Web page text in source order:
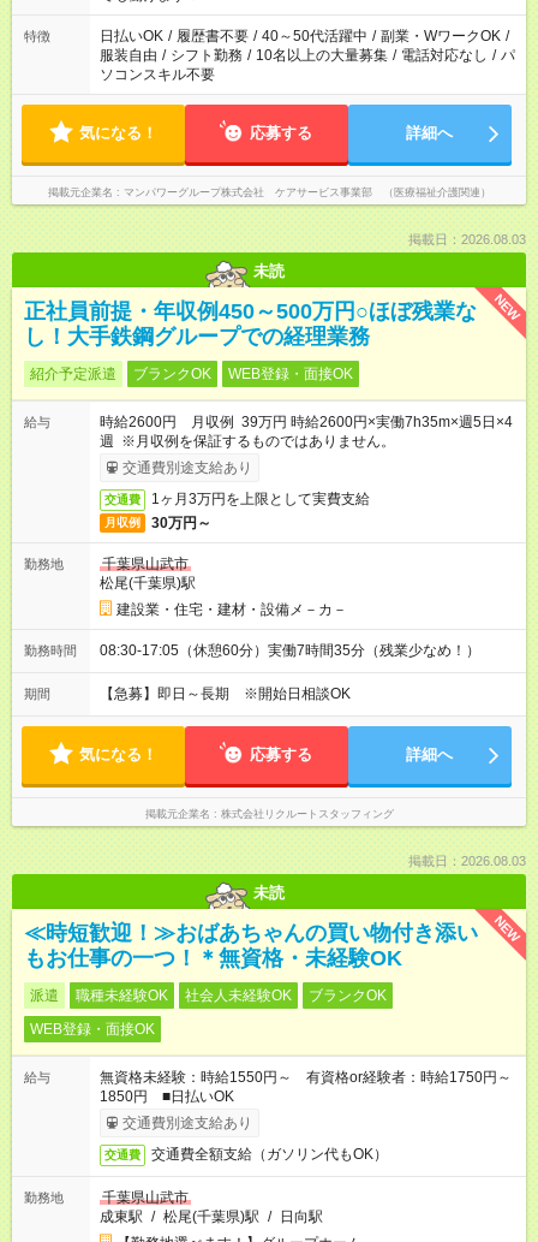
短時間・短期間の就業はご案内が難しい場合があります
特徴 日払いOK / 履歴書不要 / 40～50代活躍中 / 副業・WワークOK /
服装自由 / シフト勤務 / 10名以上の大量募集 / 電話対応なし / パ
ソコンスキル不要
気になる！ 応募する 詳細へ
掲載元企業名 マンパワーグループ株式会社 ケアサービス事業部 （医療福祉介護関連）
掲載日：2026.08.03
未読
NEW
正社員前提・年収例450～500万円○ほぼ残業な
し！大手鉄鋼グループでの経理業務
紹介予定派遣 ブランクOK WEB登録・面接OK
給与
時給2600円 月収例 39万円 時給2600円×実働7h35m×週5日×4
週 ※月収例を保証するものではありません。
交通費別途支給あり
交通費 1ヶ月3万円を上限として実費支給
月収例 30万円～
勤務地
千葉県山武市
松尾(千葉県)駅
建設業・住宅・建材・設備メ－カ－
勤務時間 08:30-17:05（休憩60分）実働7時間35分（残業少なめ！）
期間 【急募】即日～長期 ※開始日相談OK
気になる！ 応募する 詳細へ
掲載元企業名 株式会社リクルートスタッフィング
掲載日：2026.08.03
未読
NEW
≪時短歓迎！≫おばあちゃんの買い物付き添い
もお仕事の一つ！＊無資格・未経験OK
派遣 職種未経験OK 社会人未経験OK
ブランクOK
WEB登録・面接OK
給与
無資格未経験：時給1550円～ 有資格or経験者：時給1750円～
1850円 ■日払いOK
交通費別途支給あり
交通費 交通費全額支給（ガソリン代もOK）
勤務地
千葉県山武市
成東駅 / 松尾(千葉県)駅 / 日向駅